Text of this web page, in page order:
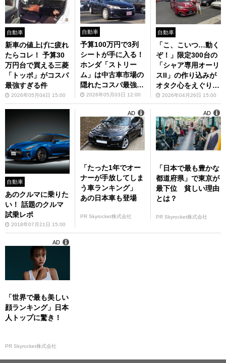
自動車
新車の値上げに疲れ
たらコレ！ 予算30
万円台で買える三菱
「トッポ」がコスパ
最強すぎる件
2026年05月04日 15:00
自動車
予算100万円で3列
シートが手に入る！
ホンダ「ストリー
ム」は中古車市場の
隠れたコスパ最強ミ
ニバン
2026年05月03日 12:00
自動車
「こ、こいつ…動く
ぞ！」限定300台の
「シャア専用オーリ
スII」の作り込みが
オタク心をえぐりす
ぎる件
2026年04月26日 15:00
自動車
あのクルマに乗りた
い！ 話題のクルマ
試乗レポ
2018年07月21日 15:00
「たった1年でオー
ナーが手放してしま
う車ランキング」
あの日本車も登場
PR Skyrocket株式会社
AD
「日本で最も豊かな
都道府県」で東京が
最下位 貧しい理由
とは？
PR Skyrocket株式会社
AD
「世界で最も美しい
顔ランキング」日本
人トップに驚き！
PR Skyrocket株式会社
AD